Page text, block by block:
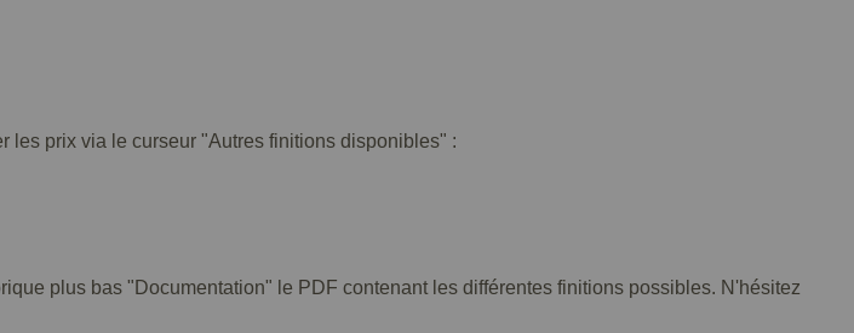
les prix via le curseur "Autres finitions disponibles" :
plus bas "Documentation" le PDF contenant les différentes finitions possibles. N'hésitez